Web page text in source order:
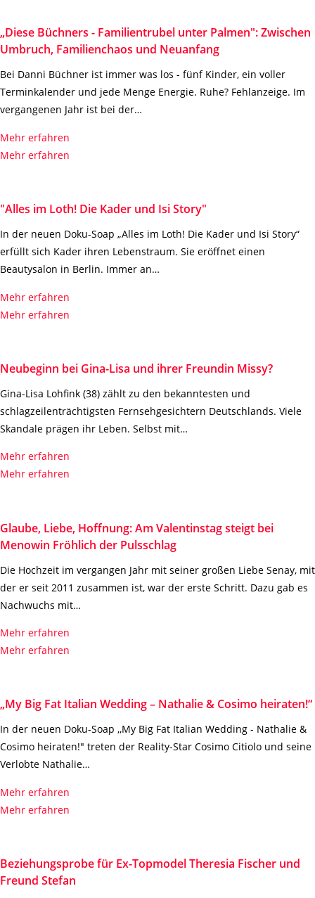
„Diese Büchners - Familientrubel unter Palmen": Zwischen
Umbruch, Familienchaos und Neuanfang
Bei Danni Büchner ist immer was los - fünf Kinder, ein voller
Terminkalender und jede Menge Energie. Ruhe? Fehlanzeige. Im
vergangenen Jahr ist bei der…
Mehr erfahren
Mehr erfahren
"Alles im Loth! Die Kader und Isi Story"
In der neuen Doku-Soap „Alles im Loth! Die Kader und Isi Story“
erfüllt sich Kader ihren Lebenstraum. Sie eröffnet einen
Beautysalon in Berlin. Immer an…
Mehr erfahren
Mehr erfahren
Neubeginn bei Gina-Lisa und ihrer Freundin Missy?
Gina-Lisa Lohfink (38) zählt zu den bekanntesten und
schlagzeilenträchtigsten Fernsehgesichtern Deutschlands. Viele
Skandale prägen ihr Leben. Selbst mit…
Mehr erfahren
Mehr erfahren
Glaube, Liebe, Hoffnung: Am Valentinstag steigt bei
Menowin Fröhlich der Pulsschlag
Die Hochzeit im vergangen Jahr mit seiner großen Liebe Senay, mit
der er seit 2011 zusammen ist, war der erste Schritt. Dazu gab es
Nachwuchs mit…
Mehr erfahren
Mehr erfahren
„My Big Fat Italian Wedding – Nathalie & Cosimo heiraten!“
In der neuen Doku-Soap ,,My Big Fat Italian Wedding - Nathalie &
Cosimo heiraten!" treten der Reality-Star Cosimo Citiolo und seine
Verlobte Nathalie…
Mehr erfahren
Mehr erfahren
Beziehungsprobe für Ex-Topmodel Theresia Fischer und
Freund Stefan